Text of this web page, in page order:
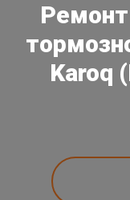
Karoq